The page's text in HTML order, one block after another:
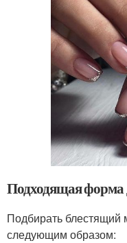
Подходящая форма
Подбирать блестящий
следующим образом: